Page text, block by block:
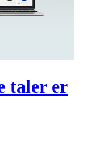
taler er